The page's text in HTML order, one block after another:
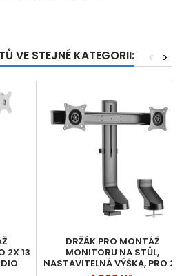
VE STEJNÉ KATEGORII: >
<
2X 13
DRŽÁK PRO MONTÁŽ
MONITORU NA STŮL,
NASTAVITELNÁ VÝŠKA, PRO 2X